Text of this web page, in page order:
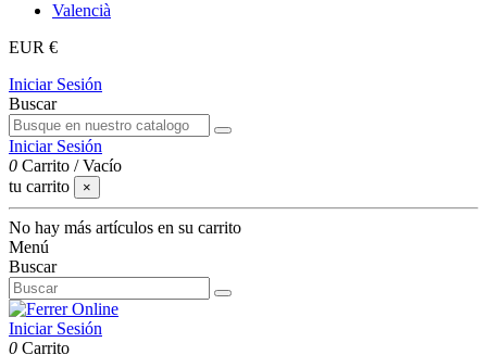
Valencià
EUR €
Iniciar Sesión
Buscar
Iniciar Sesión
0 Carrito /Vacío
tu carrito
×
No hay más artículos en su carrito
Menú
Buscar
Iniciar Sesión
0 Carrito